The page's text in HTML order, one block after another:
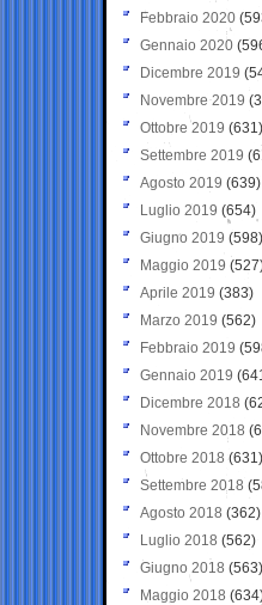
Febbraio 2020
Gennaio 2020
Dicembre 2019
Novembre 2019
Ottobre 2019 (631)
Settembre 2019
Agosto 2019 (639)
Luglio 2019 (654)
Giugno 2019 (598)
Maggio 2019
Aprile 2019 (383)
Marzo 2019 (562)
Febbraio 2019
Gennaio 2019
Dicembre 2018
Novembre 2018
Ottobre 2018 (631)
Settembre 2018
Agosto 2018 (362)
Luglio 2018 (562)
Giugno 2018 (563)
Maggio 2018